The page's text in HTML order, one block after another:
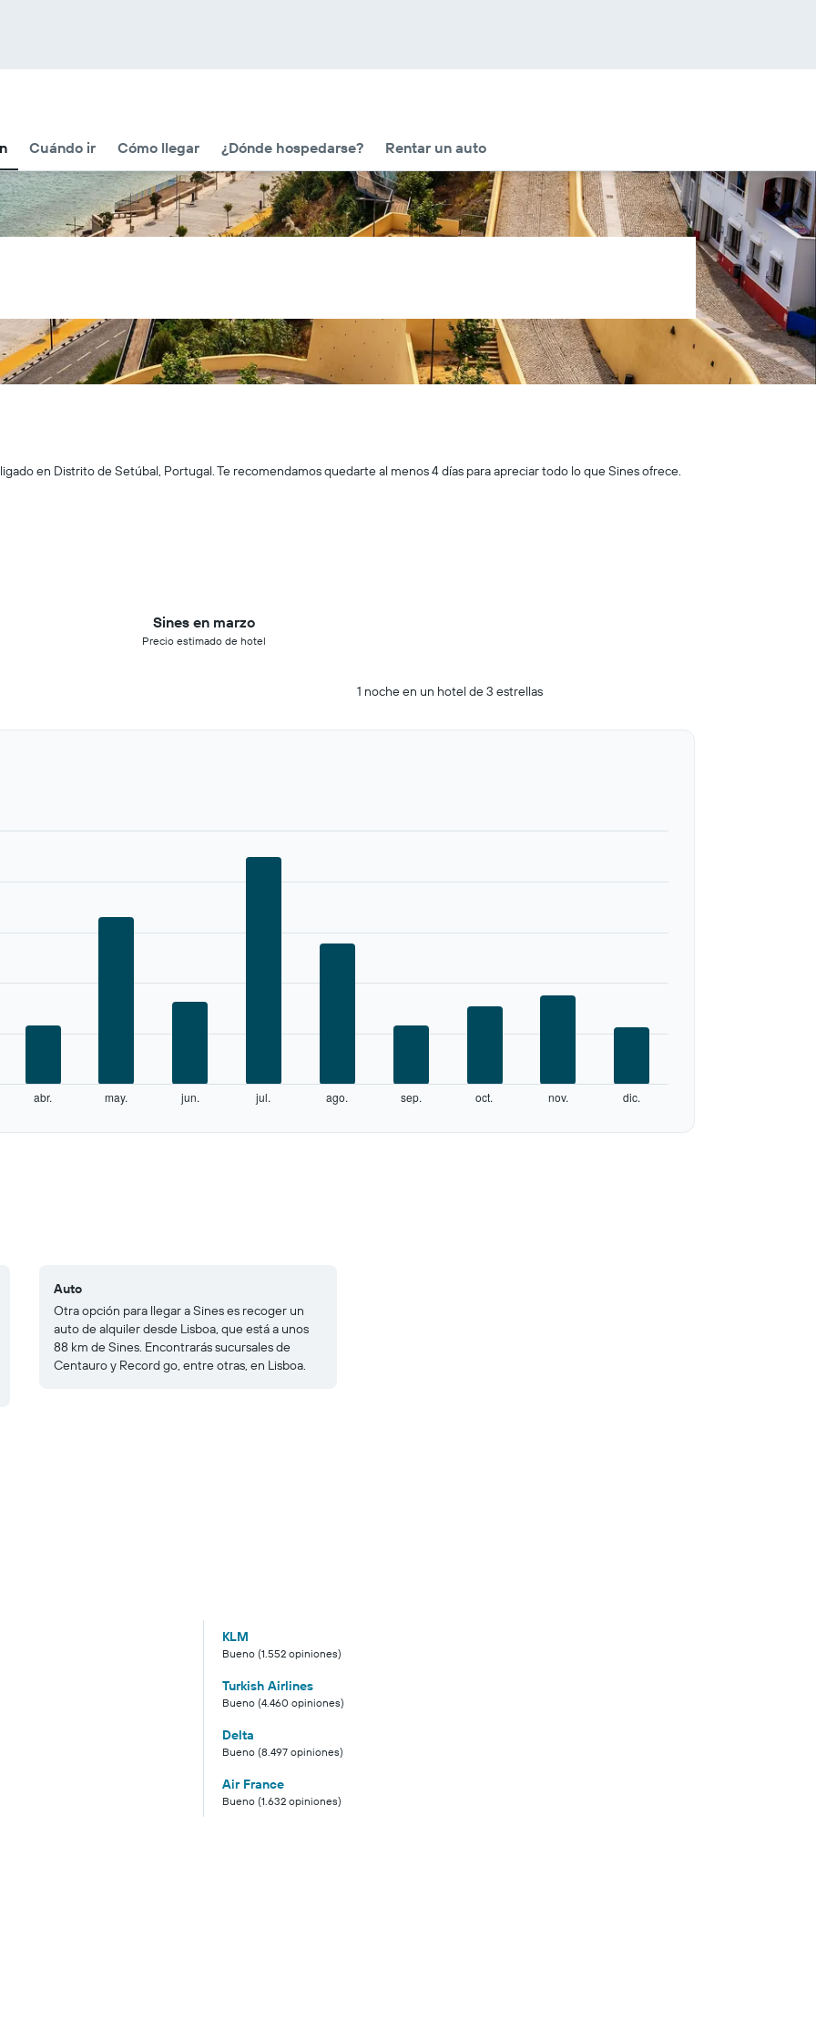
Cuándo ir Cómo llegar ¿Dónde hospedarse? Rentar un auto
en Distrito de Setúbal, Portugal. Te recomendamos quedarte al menos 4 días para apreciar todo lo que Sines ofrece.
Sines en marzo
Precio estimado de hotel
1 noche en un hotel de 3 estrellas
abr. may. jun. jul. ago. sep. oct. nov. dic.
Auto
Otra opción para llegar a Sines es recoger un
auto de alquiler desde Lisboa, que está a unos
88 km de Sines. Encontrarás sucursales de
Centauro y Record go, entre otras, en Lisboa.
KLM
Bueno (1.552 opiniones)
Turkish Airlines
Bueno (4.460 opiniones)
Delta
Bueno (8.497 opiniones)
Air France
Bueno (1.632 opiniones)